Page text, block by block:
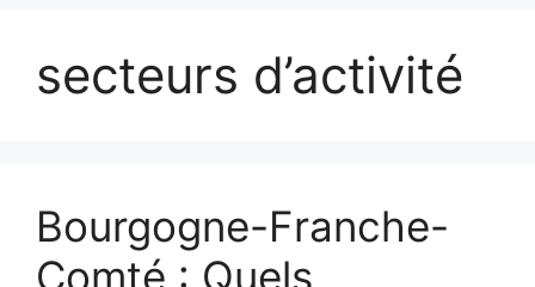
secteurs d’activité
Bourgogne-Franche-
Comté : Quels